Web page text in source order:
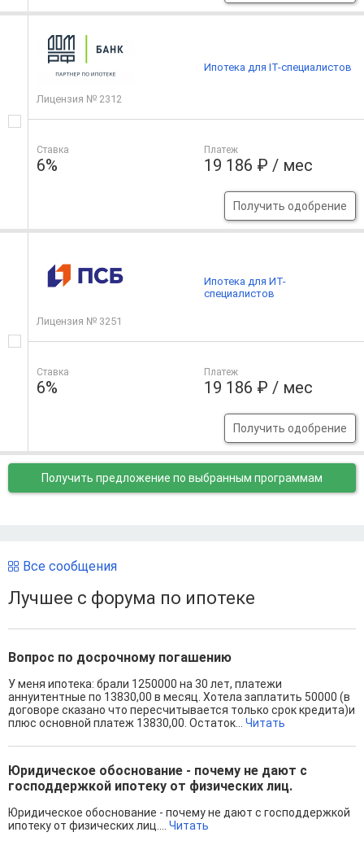
Лицензия № 2312
Ставка
6%
Платеж
19 186 ₽ / мес
Получить одобрение
Ипотека для IT-специалистов
Лицензия № 3251
Ставка
6%
Платеж
19 186 ₽ / мес
Получить одобрение
Ипотека для ИТ-
специалистов
Получить предложение по выбранным программам
Все сообщения
Лучшее с форума по ипотеке
Вопрос по досрочному погашению
У меня ипотека: брали 1250000 на 30 лет, платежи
аннуитентные по 13830,00 в месяц. Хотела заплатить 50000 (в
договоре сказано что пересчитывается только срок кредита)и
плюс основной платеж 13830,00. Остаток... Читать
Юридическое обоснование - почему не дают с
господдержкой ипотеку от физических лиц.
Юридическое обоснование - почему не дают с господдержкой
ипотеку от физических лиц.... Читать